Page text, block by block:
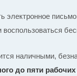
электронное
воспользоваться
наличными,
до пяти